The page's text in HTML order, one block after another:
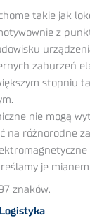
takie jak
z
zaburzeń
stopniu
nie mogą
na różnorodne
je
znaków.